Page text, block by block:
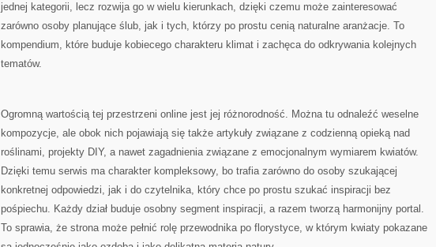
jednej kategorii, lecz rozwija go w wielu kierunkach, dzięki czemu może zainteresować
zarówno osoby planujące ślub, jak i tych, którzy po prostu cenią naturalne aranżacje. To
kompendium, które buduje kobiecego charakteru klimat i zachęca do odkrywania kolejnych
tematów.
Ogromną wartością tej przestrzeni online jest jej różnorodność. Można tu odnaleźć weselne
kompozycje, ale obok nich pojawiają się także artykuły związane z codzienną opieką nad
roślinami, projekty DIY, a nawet zagadnienia związane z emocjonalnym wymiarem kwiatów.
Dzięki temu serwis ma charakter kompleksowy, bo trafia zarówno do osoby szukającej
konkretnej odpowiedzi, jak i do czytelnika, który chce po prostu szukać inspiracji bez
pośpiechu. Każdy dział buduje osobny segment inspiracji, a razem tworzą harmonijny portal.
To sprawia, że strona może pełnić rolę przewodnika po florystyce, w którym kwiaty pokazane